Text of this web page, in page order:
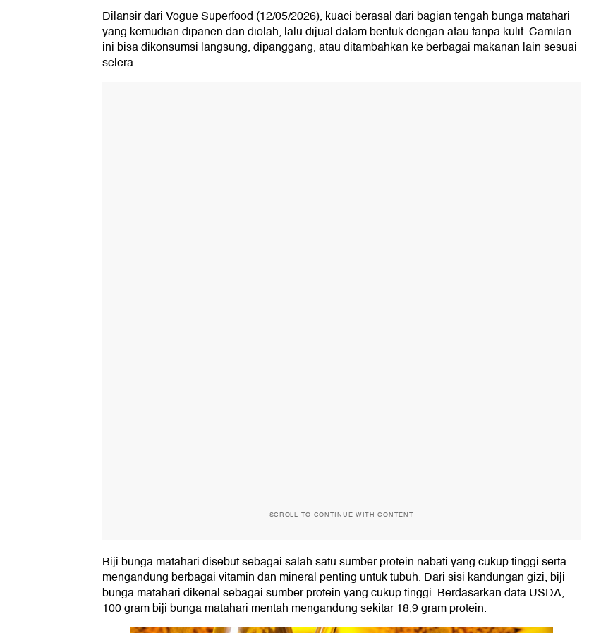
Dilansir dari Vogue Superfood (12/05/2026), kuaci berasal dari bagian tengah bunga matahari
yang kemudian dipanen dan diolah, lalu dijual dalam bentuk dengan atau tanpa kulit. Camilan
ini bisa dikonsumsi langsung, dipanggang, atau ditambahkan ke berbagai makanan lain sesuai
selera.
SCROLL TO CONTINUE WITH CONTENT
Biji bunga matahari disebut sebagai salah satu sumber protein nabati yang cukup tinggi serta
mengandung berbagai vitamin dan mineral penting untuk tubuh. Dari sisi kandungan gizi, biji
bunga matahari dikenal sebagai sumber protein yang cukup tinggi. Berdasarkan data USDA,
100 gram biji bunga matahari mentah mengandung sekitar 18,9 gram protein.